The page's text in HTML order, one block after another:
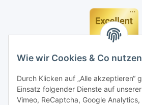
Wie wir Cookies & Co nutzen
Durch Klicken auf „Alle akzeptieren“
Einsatz folgender Dienste auf
Vimeo, ReCaptcha, Google